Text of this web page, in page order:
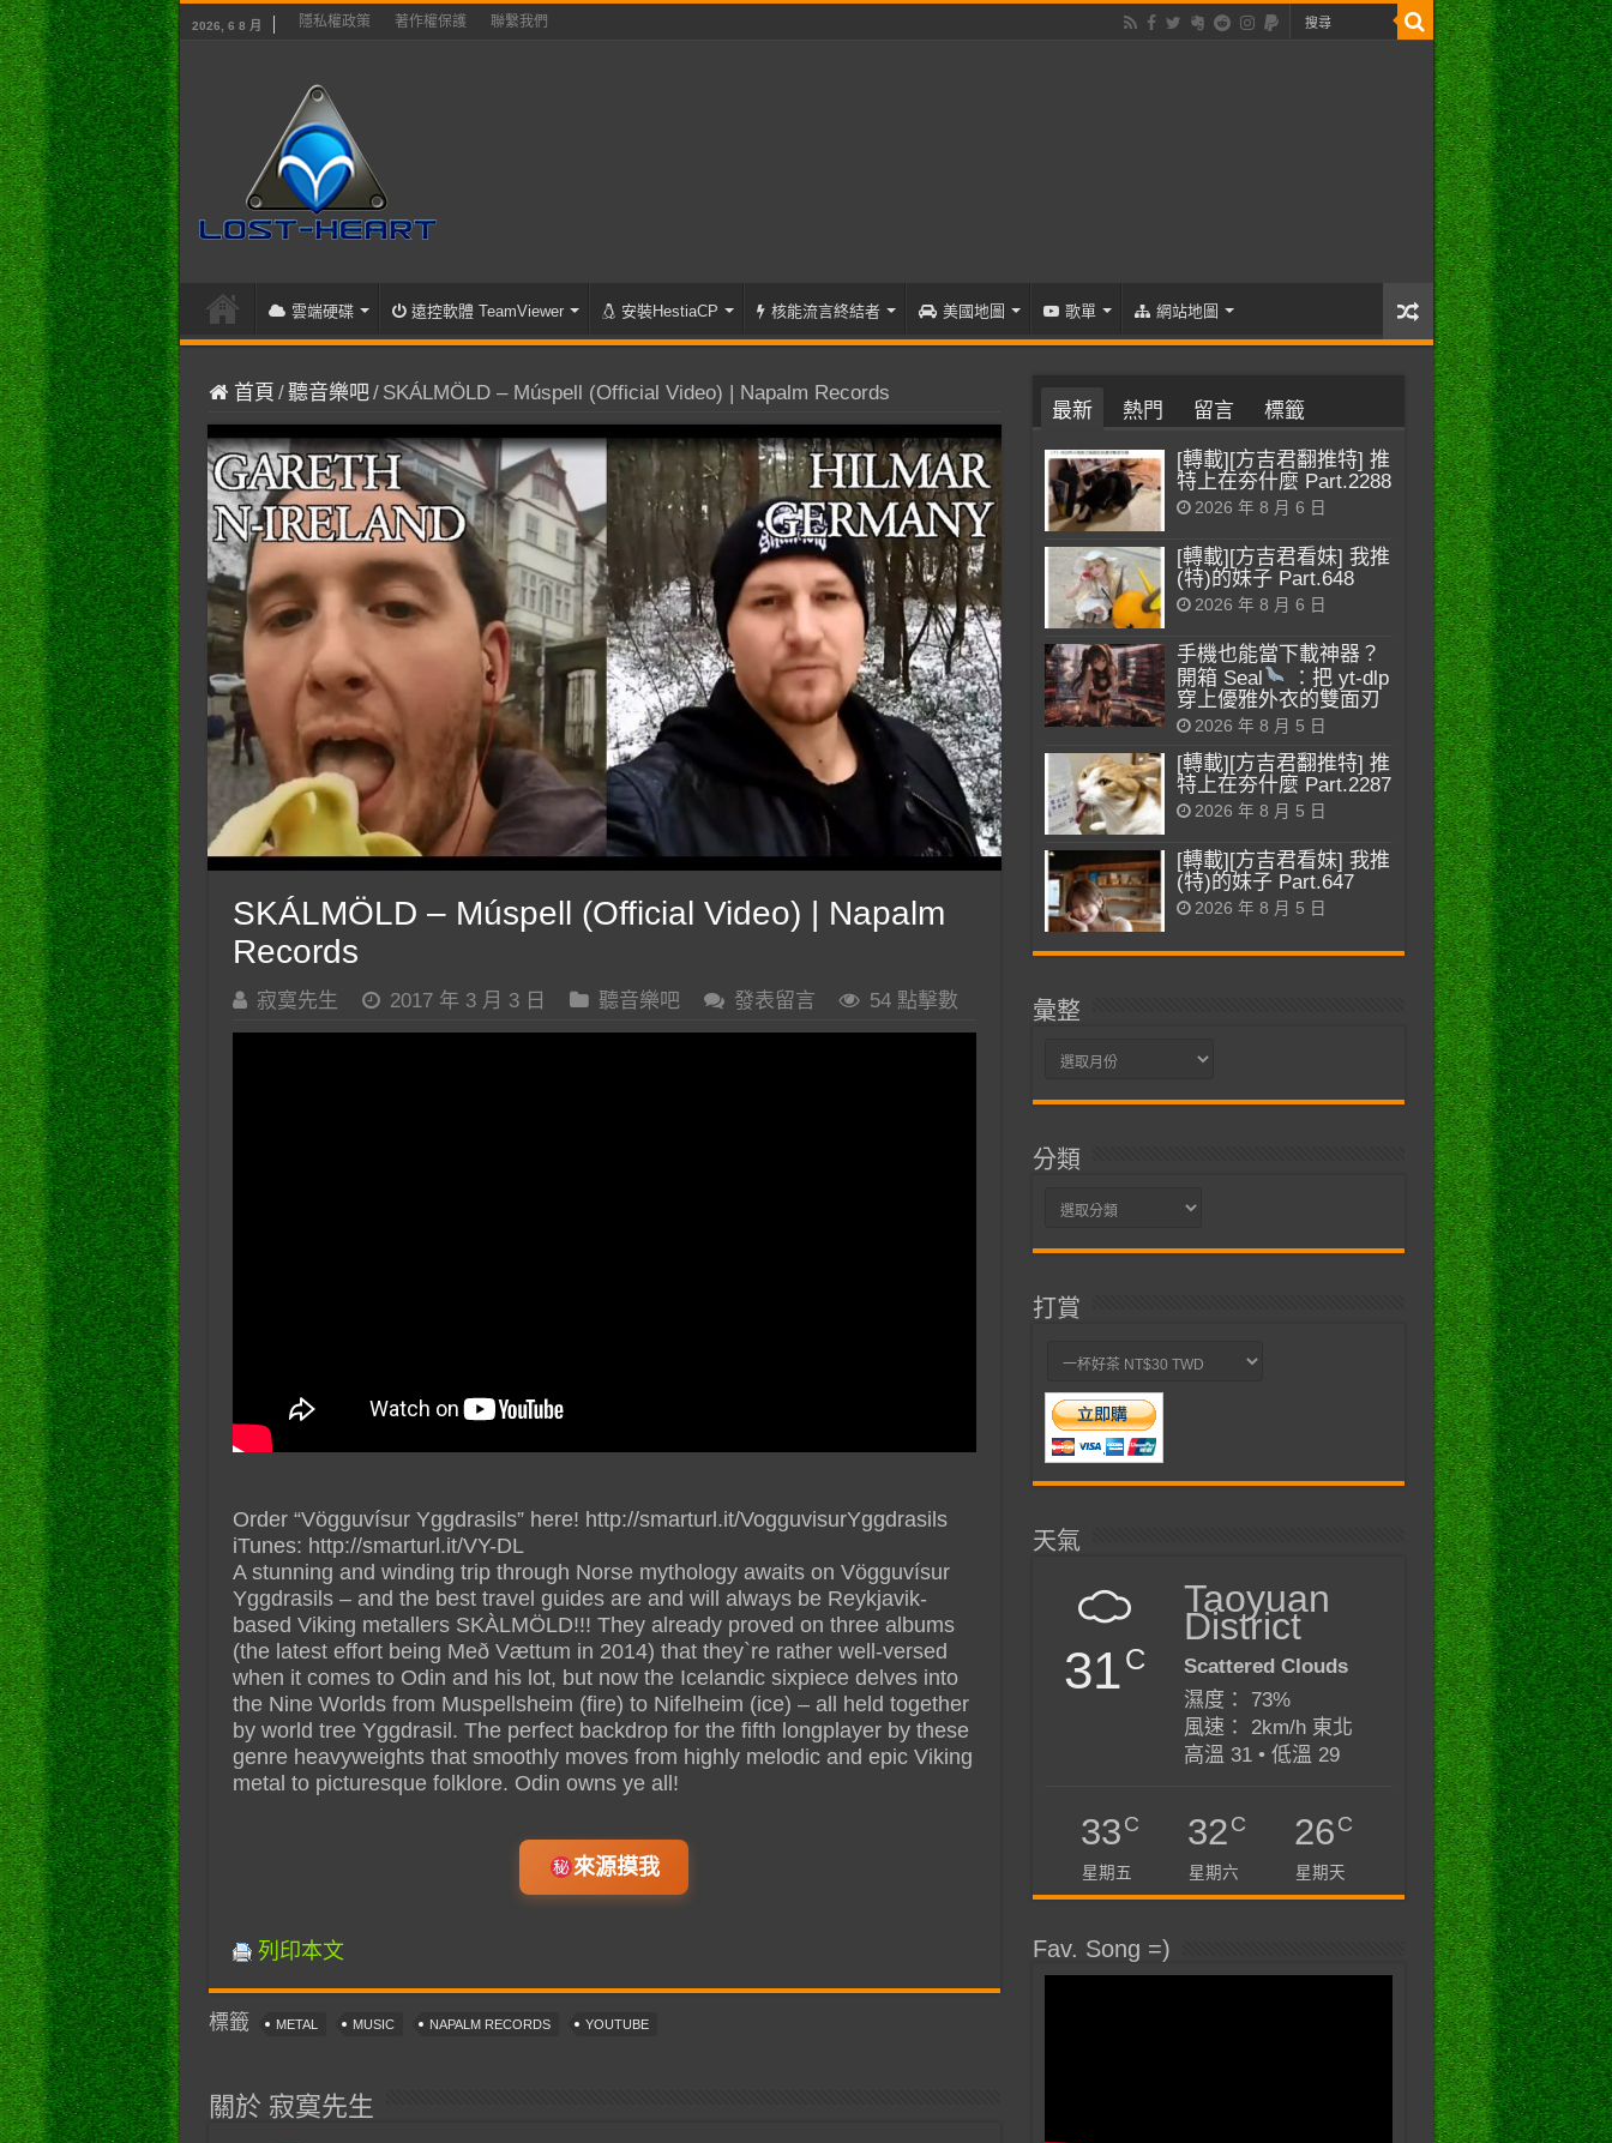
2026, 6 8 月 隱私權政策 著作權保護 聯繫我們
雲端硬碟 遠控軟體 TeamViewer 安裝HestiaCP 核能流言終結者 美國地圖 歌單 網站地圖
首頁 /聽音樂吧/ SKÁLMÖLD – Múspell (Official Video) | Napalm Records
SKÁLMÖLD – Múspell (Official Video) | Napalm
Records
寂寞先生 2017 年 3 月 3 日 聽音樂吧 發表留言 54 點擊數
Order “Vögguvísur Yggdrasils” here! http://smarturl.it/VogguvisurYggdrasils
iTunes: http://smarturl.it/VY-DL
A stunning and winding trip through Norse mythology awaits on Vögguvísur
Yggdrasils – and the best travel guides are and will always be Reykjavik-
based Viking metallers SKÀLMÖLD!!! They already proved on three albums
(the latest effort being Með Vættum in 2014) that they`re rather well-versed
when it comes to Odin and his lot, but now the Icelandic sixpiece delves into
the Nine Worlds from Muspellsheim (fire) to Nifelheim (ice) – all held together
by world tree Yggdrasil. The perfect backdrop for the fifth longplayer by these
genre heavyweights that smoothly moves from highly melodic and epic Viking
metal to picturesque folklore. Odin owns ye all!
來源摸我
列印本文
標籤 METAL MUSIC NAPALM RECORDS YOUTUBE
關於 寂寞先生
最新 熱門 留言 標籤
[轉載][方吉君翻推特] 推
特上在夯什麼 Part.2288
2026 年 8 月 6 日
[轉載][方吉君看妹] 我推
(特)的妹子 Part.648
2026 年 8 月 6 日
手機也能當下載神器？
開箱 Seal
：把 yt-dlp
穿上優雅外衣的雙面刃
2026 年 8 月 5 日
[轉載][方吉君翻推特] 推
特上在夯什麼 Part.2287
2026 年 8 月 5 日
[轉載][方吉君看妹] 我推
(特)的妹子 Part.647
2026 年 8 月 5 日
彙整
彙
分類
分
打賞
天氣
31C
Taoyuan
District
Scattered Clouds
濕度： 73%
風速： 2km/h 東北
高溫 31 • 低溫 29
33C
星期五
32C
星期六
26C
星期天
Fav. Song =)